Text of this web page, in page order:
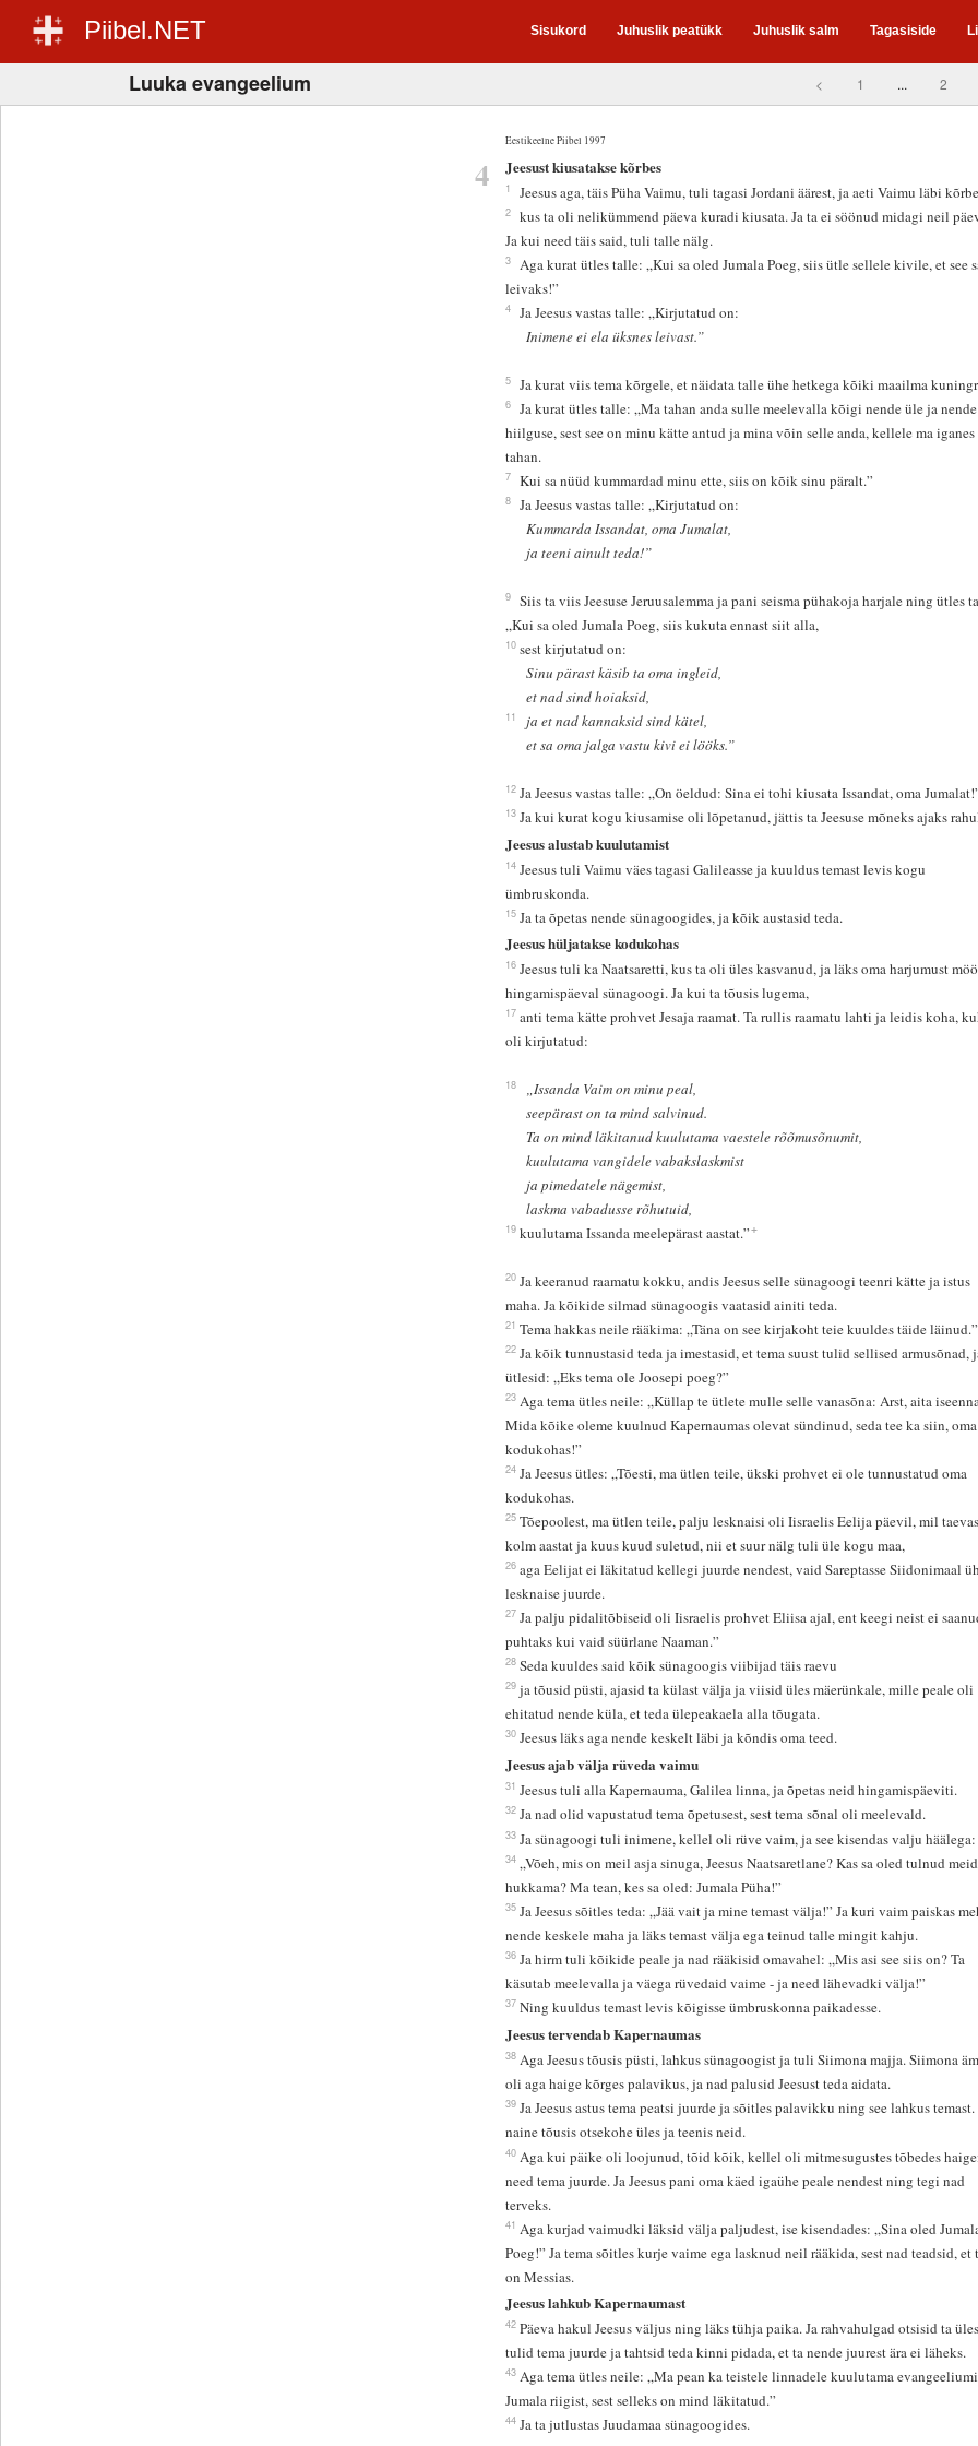
Piibel.NET Sisukord Juhuslik peatükk Juhuslik salm Tagasiside
Luuka evangeelium < 1 ... 2
Eestikeelne Piibel 1997
4 Jeesust kiusatakse kõrbes
1 Jeesus aga, täis Püha Vaimu, tuli tagasi Jordani äärest, ja aeti Vaimu läbi
2
kus ta oli nelikümmend päeva kuradi kiusata. Ja ta ei söönud midagi neil
Ja kui need täis said, tuli talle nälg.
3
Aga kurat ütles talle: „Kui sa oled Jumala Poeg, siis ütle sellele kivile, et see
leivaks!”
4
Ja Jeesus vastas talle: „Kirjutatud on:
Inimene ei ela üksnes leivast.”
5 Ja kurat viis tema kõrgele, et näidata talle ühe hetkega kõiki maailma
6
Ja kurat ütles talle: „Ma tahan anda sulle meelevalla kõigi nende üle ja nende
hiilguse, sest see on minu kätte antud ja mina võin selle anda, kellele ma iganes
tahan.
7 Kui sa nüüd kummardad minu ette, siis on kõik sinu päralt.”
8
Ja Jeesus vastas talle: „Kirjutatud on:
Kummarda Issandat, oma Jumalat,
ja teeni ainult teda!”
9
Siis ta viis Jeesuse Jeruusalemma ja pani seisma pühakoja harjale ning ütles
„Kui sa oled Jumala Poeg, siis kukuta ennast siit alla,
10 sest kirjutatud on:
Sinu pärast käsib ta oma ingleid,
et nad sind hoiaksid,
11
ja et nad kannaksid sind kätel,
et sa oma jalga vastu kivi ei lööks.”
12 Ja Jeesus vastas talle: „On öeldud: Sina ei tohi kiusata Issandat, oma
13 Ja kui kurat kogu kiusamise oli lõpetanud, jättis ta Jeesuse mõneks ajaks
Jeesus alustab kuulutamist
14 Jeesus tuli Vaimu väes tagasi Galileasse ja kuuldus temast levis kogu
ümbruskonda.
15 Ja ta õpetas nende sünagoogides, ja kõik austasid teda.
Jeesus hüljatakse kodukohas
16 Jeesus tuli ka Naatsaretti, kus ta oli üles kasvanud, ja läks oma harjumust
hingamispäeval sünagoogi. Ja kui ta tõusis lugema,
17 anti tema kätte prohvet Jesaja raamat. Ta rullis raamatu lahti ja leidis koha,
oli kirjutatud:
18
„Issanda Vaim on minu peal,
seepärast on ta mind salvinud.
Ta on mind läkitanud kuulutama vaestele rõõmusõnumit,
kuulutama vangidele vabakslaskmist
ja pimedatele nägemist,
laskma vabadusse rõhutuid,
19 kuulutama Issanda meelepärast aastat.”+
20 Ja keeranud raamatu kokku, andis Jeesus selle sünagoogi teenri kätte ja istus
maha. Ja kõikide silmad sünagoogis vaatasid ainiti teda.
21 Tema hakkas neile rääkima: „Täna on see kirjakoht teie kuuldes täide läinud.”
22 Ja kõik tunnustasid teda ja imestasid, et tema suust tulid sellised armusõnad,
ütlesid: „Eks tema ole Joosepi poeg?”
23 Aga tema ütles neile: „Küllap te ütlete mulle selle vanasõna: Arst, aita
Mida kõike oleme kuulnud Kapernaumas olevat sündinud, seda tee ka siin, oma
kodukohas!”
24 Ja Jeesus ütles: „Tõesti, ma ütlen teile, ükski prohvet ei ole tunnustatud oma
kodukohas.
25 Tõepoolest, ma ütlen teile, palju lesknaisi oli Iisraelis Eelija päevil, mil
kolm aastat ja kuus kuud suletud, nii et suur nälg tuli üle kogu maa,
26 aga Eelijat ei läkitatud kellegi juurde nendest, vaid Sareptasse Siidonimaal
lesknaise juurde.
27 Ja palju pidalitõbiseid oli Iisraelis prohvet Eliisa ajal, ent keegi neist ei
puhtaks kui vaid süürlane Naaman.”
28 Seda kuuldes said kõik sünagoogis viibijad täis raevu
29 ja tõusid püsti, ajasid ta külast välja ja viisid üles mäerünkale, mille peale oli
ehitatud nende küla, et teda ülepeakaela alla tõugata.
30 Jeesus läks aga nende keskelt läbi ja kõndis oma teed.
Jeesus ajab välja rüveda vaimu
31 Jeesus tuli alla Kapernauma, Galilea linna, ja õpetas neid hingamispäeviti.
32 Ja nad olid vapustatud tema õpetusest, sest tema sõnal oli meelevald.
33 Ja sünagoogi tuli inimene, kellel oli rüve vaim, ja see kisendas valju häälega:
34 „Võeh, mis on meil asja sinuga, Jeesus Naatsaretlane? Kas sa oled tulnud meid
hukkama? Ma tean, kes sa oled: Jumala Püha!”
35 Ja Jeesus sõitles teda: „Jää vait ja mine temast välja!” Ja kuri vaim paiskas
nende keskele maha ja läks temast välja ega teinud talle mingit kahju.
36 Ja hirm tuli kõikide peale ja nad rääkisid omavahel: „Mis asi see siis on? Ta
käsutab meelevalla ja väega rüvedaid vaime - ja need lähevadki välja!”
37 Ning kuuldus temast levis kõigisse ümbruskonna paikadesse.
Jeesus tervendab Kapernaumas
38 Aga Jeesus tõusis püsti, lahkus sünagoogist ja tuli Siimona majja. Siimona
oli aga haige kõrges palavikus, ja nad palusid Jeesust teda aidata.
39 Ja Jeesus astus tema peatsi juurde ja sõitles palavikku ning see lahkus temast.
naine tõusis otsekohe üles ja teenis neid.
40 Aga kui päike oli loojunud, tõid kõik, kellel oli mitmesugustes tõbedes
need tema juurde. Ja Jeesus pani oma käed igaühe peale nendest ning tegi nad
terveks.
41 Aga kurjad vaimudki läksid välja paljudest, ise kisendades: „Sina oled
Poeg!” Ja tema sõitles kurje vaime ega lasknud neil rääkida, sest nad teadsid, et
on Messias.
Jeesus lahkub Kapernaumast
42 Päeva hakul Jeesus väljus ning läks tühja paika. Ja rahvahulgad otsisid ta
tulid tema juurde ja tahtsid teda kinni pidada, et ta nende juurest ära ei läheks.
43 Aga tema ütles neile: „Ma pean ka teistele linnadele kuulutama evangeeliumi
Jumala riigist, sest selleks on mind läkitatud.”
44 Ja ta jutlustas Juudamaa sünagoogides.